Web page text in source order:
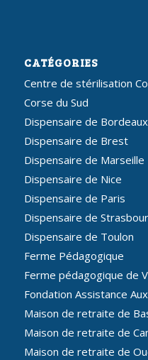
CATÉGORIES
Centre de stérilisation
Corse du Sud
Dispensaire de Bordeaux
Dispensaire de Brest
Dispensaire de Marseille
Dispensaire de Nice
Dispensaire de Paris
Dispensaire de
Dispensaire de Toulon
Ferme Pédagogique
Ferme pédagogique de
Fondation Assistance
Maison de retraite de
Maison de retraite de
Maison de retraite de